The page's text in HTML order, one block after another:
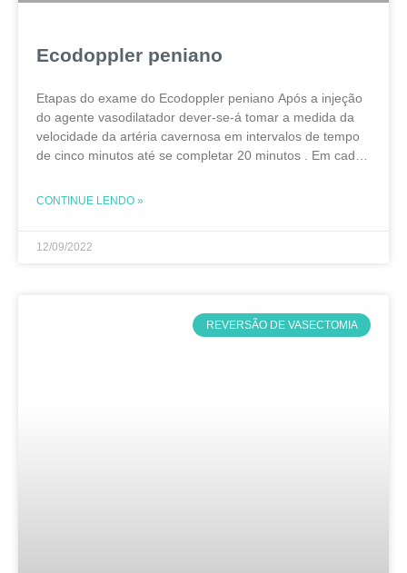
Ecodoppler peniano
Etapas do exame do Ecodoppler peniano Após a injeção
do agente vasodilatador dever-se-á tomar a medida da
velocidade da artéria cavernosa em intervalos de tempo
de cinco minutos até se completar 20 minutos . Em cada
CONTINUE LENDO »
12/09/2022
REVERSÃO DE VASECTOMIA